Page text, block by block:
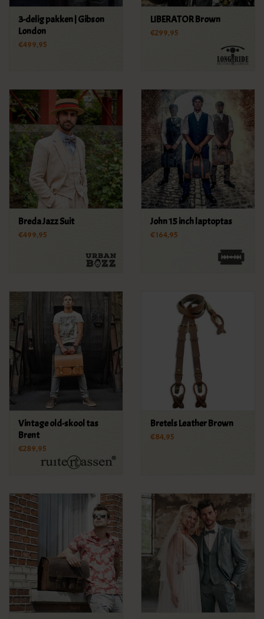
3-delig pakken | Gibson
London
€499,95
LIBERATOR Brown
€299,95
Breda Jazz Suit
€499,95
John 15 inch laptoptas
€164,95
Vintage old-skool tas
Brent
€289,95
Bretels Leather Brown
€84,95